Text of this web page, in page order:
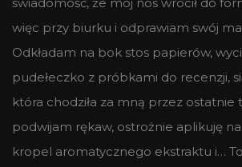
więc przy biurku i odprawiam swój
Odkładam na bok stos papierów,
pudełeczko z próbkami do recenzji,
która chodziła za mną przez ostatnie
podwijam rękaw, ostrożnie aplikuję
kropel aromatycznego ekstraktu i…